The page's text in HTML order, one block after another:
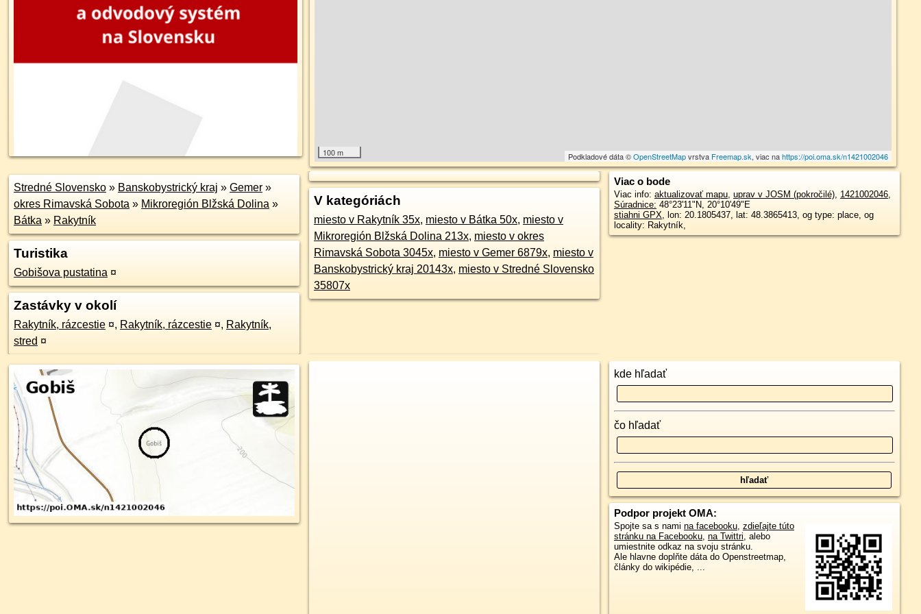
100 m Podkladové dáta ©OpenStreetMapvrstva Freemap.sk, viac nahttps://poi.oma.sk/n1421002046
Stredné Slovensko » Banskobystrický kraj » Gemer »
okres Rimavská Sobota » Mikroregión Blžská Dolina »
Bátka » Rakytník
Turistika
Gobišova pustatina ¤
Zastávky v okolí
Rakytník, rázcestie ¤, Rakytník, rázcestie ¤, Rakytník,
stred ¤
V kategóriách
miesto v Rakytník 35x, miesto v Bátka 50x, miesto v
Mikroregión Blžská Dolina 213x, miesto v okres
Rimavská Sobota 3045x, miesto v Gemer 6879x, miesto v
Banskobystrický kraj 20143x, miesto v Stredné Slovensko
35807x
Viac o bode
Viac info: aktualizovať mapu, uprav v JOSM (pokročilé), 1421002046,
Súradnice: 48°23'11"N, 20°10'49"E
stiahni GPX, lon: 20.1805437, lat: 48.3865413, og type: place, og
locality: Rakytník,
kde hľadať
čo hľadať
Podpor projekt OMA:
Spojte sa s nami na facebooku, zdieľajte túto
stránku na Facebooku, na Twittri, alebo
umiestnite odkaz na svoju stránku.
Ale hlavne doplňte dáta do Openstreetmap,
články do wikipédie, ...